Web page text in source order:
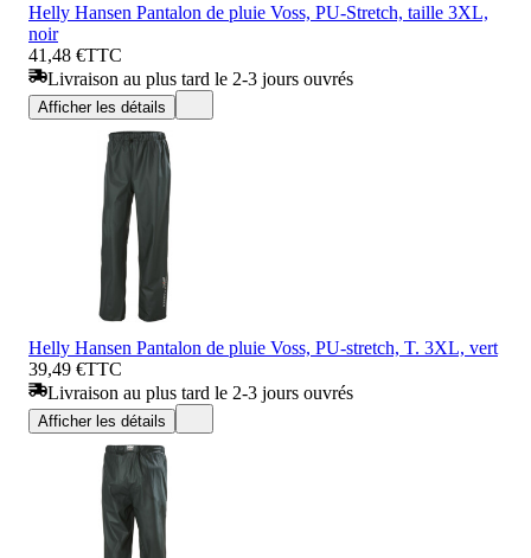
Helly Hansen Pantalon de pluie Voss, PU-Stretch, taille 3XL,
noir
41,48 €TTC
Livraison au plus tard le 2-3 jours ouvrés
Afficher les détails
Helly Hansen Pantalon de pluie Voss, PU-stretch, T. 3XL, vert
39,49 €TTC
Livraison au plus tard le 2-3 jours ouvrés
Afficher les détails